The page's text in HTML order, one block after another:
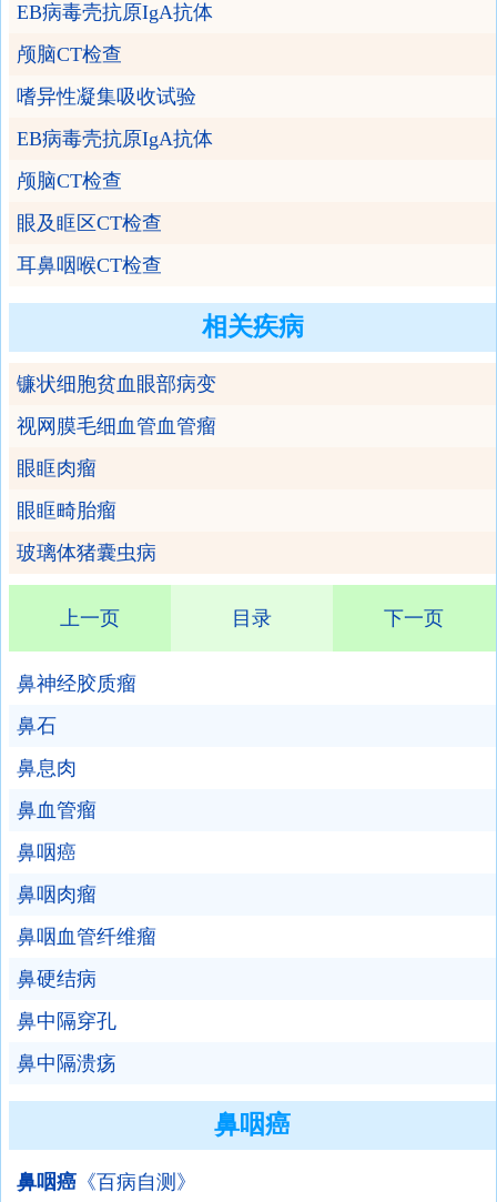
EB病毒壳抗原IgA抗体
颅脑CT检查
嗜异性凝集吸收试验
EB病毒壳抗原IgA抗体
颅脑CT检查
眼及眶区CT检查
耳鼻咽喉CT检查
相关疾病
镰状细胞贫血眼部病变
视网膜毛细血管血管瘤
眼眶肉瘤
眼眶畸胎瘤
玻璃体猪囊虫病
上一页 目录 下一页
鼻神经胶质瘤
鼻石
鼻息肉
鼻血管瘤
鼻咽癌
鼻咽肉瘤
鼻咽血管纤维瘤
鼻硬结病
鼻中隔穿孔
鼻中隔溃疡
鼻咽癌
鼻咽癌 《百病自测》